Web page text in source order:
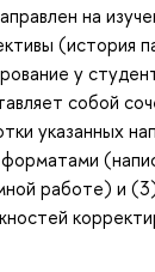
на
(история
у
собой
указанных
работе) и